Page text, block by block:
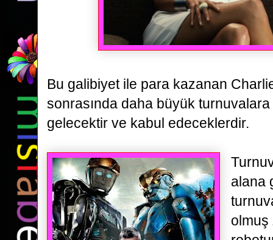
Bu galibiyet ile para kazanan
sonrasında daha büyük turnuvalara
gelecektir ve kabul edeceklerdir.
alana
olmuş